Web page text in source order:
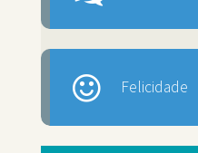
Felicidade